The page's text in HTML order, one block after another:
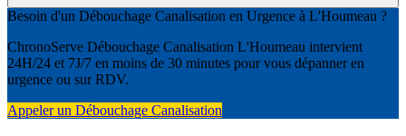
Besoin d'un Débouchage Canalisation en Urgence à L'Houmeau ?
ChronoServe Débouchage Canalisation L'Houmeau intervient
24H/24 et 7J/7 en moins de 30 minutes pour vous dépanner en
urgence ou sur RDV.
Appeler un Débouchage Canalisation